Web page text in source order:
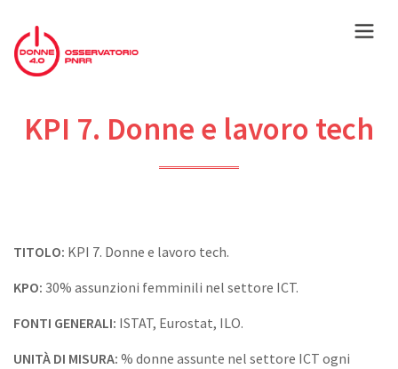
KPI 7. Donne e lavoro tech
TITOLO: KPI 7. Donne e lavoro tech.
KPO: 30% assunzioni femminili nel settore ICT.
FONTI GENERALI: ISTAT, Eurostat, ILO.
UNITÀ DI MISURA: % donne assunte nel settore ICT ogni